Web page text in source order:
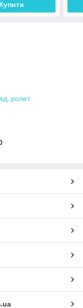
Купити
ролет